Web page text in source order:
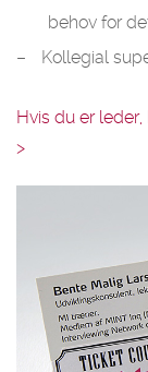
behov for
Kollegial
Hvis du er
>